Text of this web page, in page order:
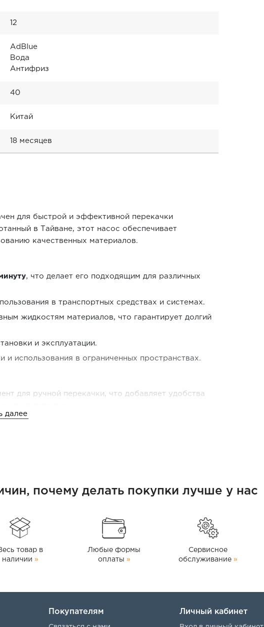
12
AdBlue
Вода
Антифриз
40
Китай
18 месяцев
для быстрой и эффективной перекачки
в Тайване, этот насос обеспечивает
качественных материалов.
, что делает его подходящим для различных
в транспортных средствах и системах.
жидкостям материалов, что гарантирует долгий
и эксплуатации.
и использования в ограниченных пространствах.
для ручной перекачки, что добавляет удобства
далее
почему делать покупки лучше у нас
товар в
наличии »
Любые формы
оплаты »
Сервисное
обслуживание »
Покупателям Личный кабинет